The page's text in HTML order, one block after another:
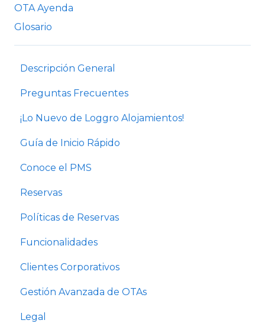
OTA Ayenda
Glosario
Descripción General
Preguntas Frecuentes
¡Lo Nuevo de Loggro Alojamientos!
Guía de Inicio Rápido
Conoce el PMS
Reservas
Políticas de Reservas
Funcionalidades
Clientes Corporativos
Gestión Avanzada de OTAs
Legal